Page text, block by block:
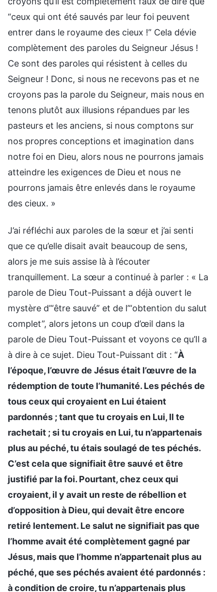
“ceux qui ont été sauvés par leur foi peuvent
entrer dans le royaume des cieux !” Cela dévie
complètement des paroles du Seigneur Jésus !
Ce sont des paroles qui résistent à celles du
Seigneur ! Donc, si nous ne recevons pas et ne
croyons pas la parole du Seigneur, mais nous en
tenons plutôt aux illusions répandues par les
pasteurs et les anciens, si nous comptons sur
nos propres conceptions et imagination dans
notre foi en Dieu, alors nous ne pourrons jamais
atteindre les exigences de Dieu et nous ne
pourrons jamais être enlevés dans le royaume
des cieux. »
J’ai réfléchi aux paroles de la sœur et j’ai senti
que ce qu’elle disait avait beaucoup de sens,
alors je me suis assise là à l’écouter
tranquillement. La sœur a continué à parler : « La
parole de Dieu Tout-Puissant a déjà ouvert le
mystère d’“être sauvé” et de l’“obtention du salut
complet”, alors jetons un coup d’œil dans la
parole de Dieu Tout-Puissant et voyons ce qu’Il a
à dire à ce sujet. Dieu Tout-Puissant dit : “À
l’époque, l’œuvre de Jésus était l’œuvre de la
rédemption de toute l’humanité. Les péchés de
tous ceux qui croyaient en Lui étaient
pardonnés ; tant que tu croyais en Lui, Il te
rachetait ; si tu croyais en Lui, tu n’appartenais
plus au péché, tu étais soulagé de tes péchés.
C’est cela que signifiait être sauvé et être
justifié par la foi. Pourtant, chez ceux qui
croyaient, il y avait un reste de rébellion et
d’opposition à Dieu, qui devait être encore
retiré lentement. Le salut ne signifiait pas que
l’homme avait été complètement gagné par
Jésus, mais que l’homme n’appartenait plus au
péché, que ses péchés avaient été pardonnés :
à condition de croire, tu n’appartenais plus